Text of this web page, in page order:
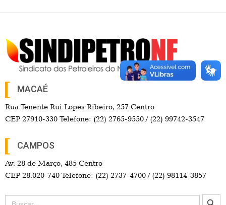
MACAÉ
Rua Tenente Rui Lopes Ribeiro, 257 Centro
CEP 27910-330 Telefone: (22) 2765-9550 / (22) 99742-3547
CAMPOS
Av. 28 de Março, 485 Centro
CEP 28.020-740 Telefone: (22) 2737-4700 / (22) 98114-3857
Search
Search Button